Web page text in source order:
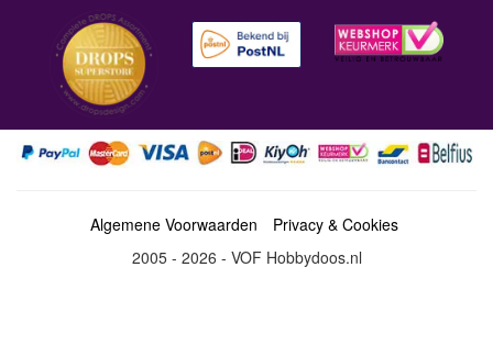
Algemene Voorwaarden
Privacy & Cookies
2005 - 2026 - VOF Hobbydoos.nl